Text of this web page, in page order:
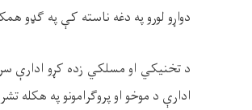
دواړو لورو په دغه ناسته کې په ګډو
د تخنیکي او مسلکي زده کړو ادارې
ادارې د موخو او پروګرامونو په هکله